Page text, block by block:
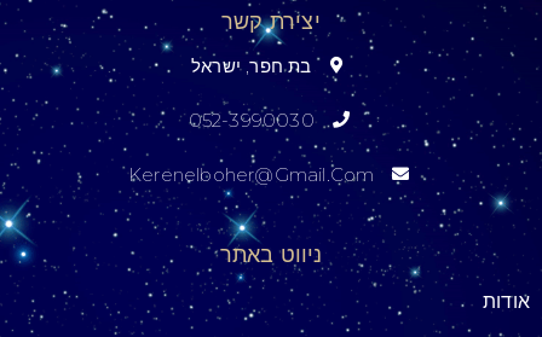
יצירת קשר
בת חפר, ישראל
052-3990030
Kerenelboher@gmail.com
ניווט באתר
אודות